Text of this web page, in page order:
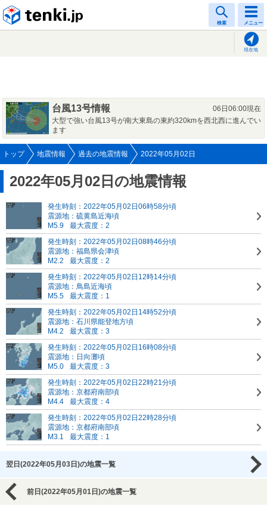
検索 メニュー
現在地
台風13号情報
06日06:00現在
大型で強い台風13号が南大東島の東約320kmを西北西に進んでい
ます
トップ 地震情報 過去の地震情報 2022年05月02日
2022年05月02日の地震情報
発生時刻：2022年05月02日06時58分頃
震源地：硫黄島近海頃
M5.9
最大震度：2
発生時刻：2022年05月02日08時46分頃
震源地：福島県会津頃
M2.2
最大震度：2
発生時刻：2022年05月02日12時14分頃
震源地：鳥島近海頃
M5.5
最大震度：1
発生時刻：2022年05月02日14時52分頃
震源地：石川県能登地方頃
M4.2
最大震度：3
発生時刻：2022年05月02日16時08分頃
震源地：日向灘頃
M5.0
最大震度：3
発生時刻：2022年05月02日22時21分頃
震源地：京都府南部頃
M4.4
最大震度：4
発生時刻：2022年05月02日22時28分頃
震源地：京都府南部頃
M3.1
最大震度：1
翌日(2022年05月03日)の地震一覧
前日(2022年05月01日)の地震一覧